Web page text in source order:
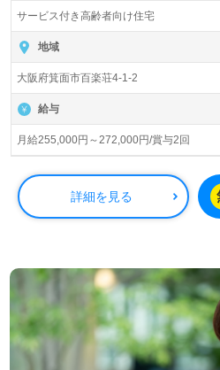
入居定員36名（36室/全室個室）
ライフケアグループ/株式会社ラ
営です。大阪県、兵庫県、京都
以上、有料老人ホーム、デイサ
サービス付き高齢者向け住宅を
◎『ご利用者様もはたらくわたし
者様の笑顔と感動あふれるシニ
事業所様！◎
看護助手や介護職経験のある方
様と職員様の笑顔あふれる事業
コミュニケーションを通じて笑
いを感じながら仕事をしたい』
で働きたい』『転職で施設形態
等の方も大歓迎です！募集詳細
りご案内します。お問い合わせ
サービス付き高齢者向け住宅
地域
大阪府箕面市百楽荘4-1-2
給与
月給255,000円～272,000円/賞与2回
詳細を見る